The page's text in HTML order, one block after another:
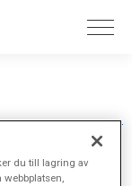
du till lagring av
webbplatsen,